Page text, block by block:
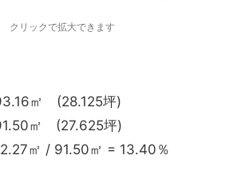
クリックで拡大できます
㎡ (28.125坪)
㎡ (27.625坪)
/ 91.50㎡ = 13.40％